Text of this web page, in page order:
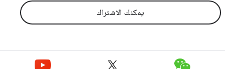
يمكنك الاشتراك